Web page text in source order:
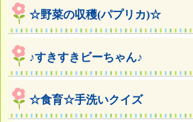
☆野菜の収穫(パプリカ)☆
♪すきすきビーちゃん♪
☆食育☆手洗いクイズ